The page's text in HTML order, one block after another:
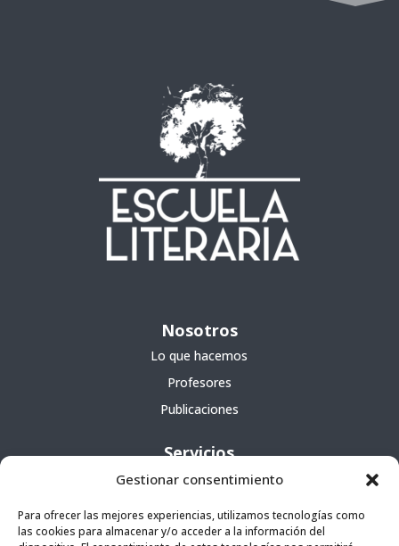
Gestionar consentimiento
Para ofrecer las mejores experiencias, utilizamos tecnologías como
las cookies para almacenar y/o acceder a la información del
Nosotros
Lo que hacemos
Profesores
Publicaciones
Servicios
Cursos
Escuela portátil